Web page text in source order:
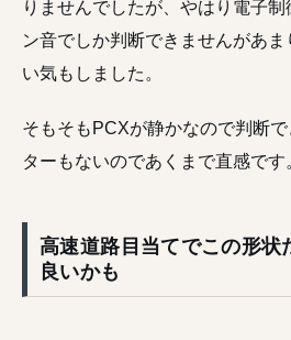
りませんでしたが、やはり電子
ン音でしか判断できませんがあ
い気もしました。
そもそもPCXが静かなので判断
ターもないのであくまで直感です
高速道路目当てでこの形
良いかも